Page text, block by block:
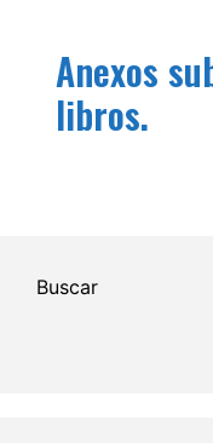
Anexos
libros.
Buscar